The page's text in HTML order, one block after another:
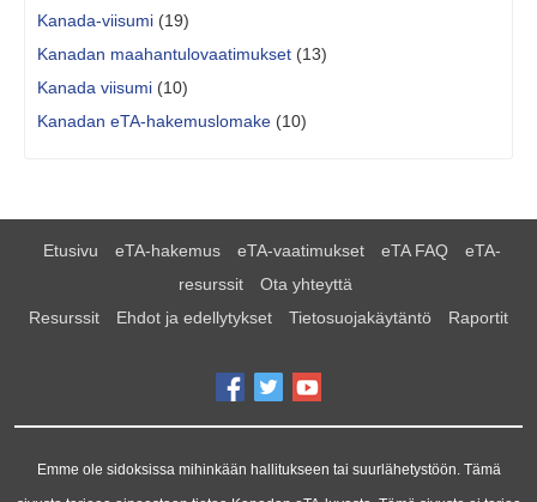
Kanada-viisumi (19)
Kanadan maahantulovaatimukset (13)
Kanada viisumi (10)
Kanadan eTA-hakemuslomake (10)
Etusivu eTA-hakemus eTA-vaatimukset eTA FAQ
eTA-
resurssit
Ota yhteyttä
Resurssit
Ehdot ja edellytykset Tietosuojakäytäntö Raportit
Emme ole sidoksissa mihinkään hallitukseen tai suurlähetystöön. Tämä